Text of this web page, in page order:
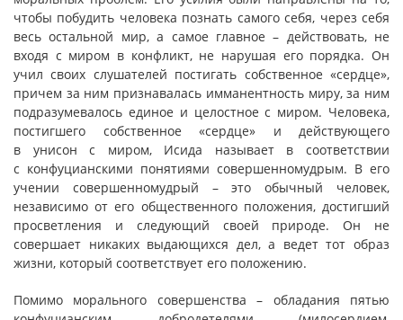
чтобы побудить человека познать самого себя, через себя
весь остальной мир, а самое главное – действовать, не
входя с миром в конфликт, не нарушая его порядка. Он
учил своих слушателей постигать собственное «сердце»,
причем за ним признавалась имманентность миру, за ним
подразумевалось единое и целостное с миром. Человека,
постигшего собственное «сердце» и действующего
в унисон с миром, Исида называет в соответствии
с конфуцианскими понятиями совершенномудрым. В его
учении совершенномудрый – это обычный человек,
независимо от его общественного положения, достигший
просветления и следующий своей природе. Он не
совершает никаких выдающихся дел, а ведет тот образ
жизни, который соответствует его положению.
Помимо морального совершенства – обладания пятью